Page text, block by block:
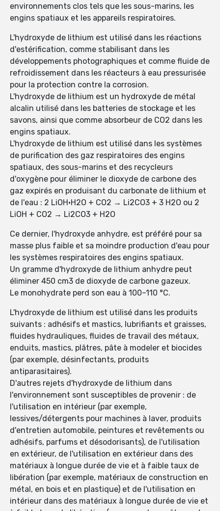
environnements clos tels que les sous-marins, les
engins spatiaux et les appareils respiratoires.
L'hydroxyde de lithium est utilisé dans les réactions
d'estérification, comme stabilisant dans les
développements photographiques et comme fluide de
refroidissement dans les réacteurs à eau pressurisée
pour la protection contre la corrosion.
L'hydroxyde de lithium est un hydroxyde de métal
alcalin utilisé dans les batteries de stockage et les
savons, ainsi que comme absorbeur de CO2 dans les
engins spatiaux.
L'hydroxyde de lithium est utilisé dans les systèmes
de purification des gaz respiratoires des engins
spatiaux, des sous-marins et des recycleurs
d'oxygène pour éliminer le dioxyde de carbone des
gaz expirés en produisant du carbonate de lithium et
de l'eau : 2 LiOH·H2O + CO2 → Li2CO3 + 3 H2O ou 2
LiOH + CO2 → Li2CO3 + H2O
Ce dernier, l'hydroxyde anhydre, est préféré pour sa
masse plus faible et sa moindre production d'eau pour
les systèmes respiratoires des engins spatiaux.
Un gramme d'hydroxyde de lithium anhydre peut
éliminer 450 cm3 de dioxyde de carbone gazeux.
Le monohydrate perd son eau à 100–110 °C.
L'hydroxyde de lithium est utilisé dans les produits
suivants : adhésifs et mastics, lubrifiants et graisses,
fluides hydrauliques, fluides de travail des métaux,
enduits, mastics, plâtres, pâte à modeler et biocides
(par exemple, désinfectants, produits
antiparasitaires).
D'autres rejets d'hydroxyde de lithium dans
l'environnement sont susceptibles de provenir : de
l'utilisation en intérieur (par exemple,
lessives/détergents pour machines à laver, produits
d'entretien automobile, peintures et revêtements ou
adhésifs, parfums et désodorisants), de l'utilisation
en extérieur, de l'utilisation en extérieur dans des
matériaux à longue durée de vie et à faible taux de
libération (par exemple, matériaux de construction en
métal, en bois et en plastique) et de l'utilisation en
intérieur dans des matériaux à longue durée de vie et